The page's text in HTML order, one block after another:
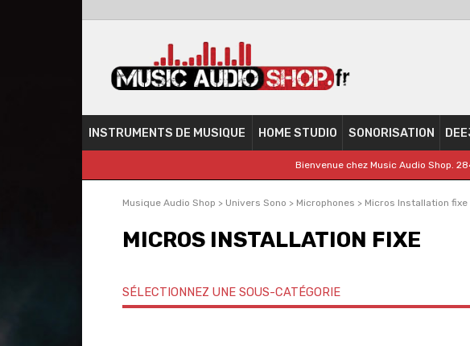
INSTRUMENTS DE MUSIQUE HOME STUDIO SONORISATION
Bienvenue chez Music Audio Shop.
Musique Audio Shop > Univers Sono > Microphones > Micros Installation fixe
MICROS INSTALLATION FIXE
SÉLECTIONNEZ UNE SOUS-CATÉGORIE